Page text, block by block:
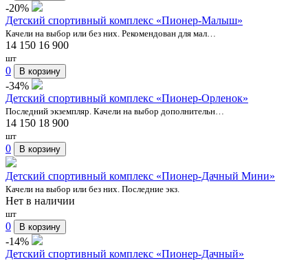
-20%
Детский спортивный комплекс «Пионер-Малыш»
Качели на выбор или без них. Рекомендован для мал…
14 150 16 900
шт
0 В корзину
-34%
Детский спортивный комплекс «Пионер-Орленок»
Последний экземпляр. Качели на выбор дополнительн…
14 150 18 900
шт
0 В корзину
Детский спортивный комплекс «Пионер-Дачный Мини»
Качели на выбор или без них. Последние экз.
Нет в наличии
шт
0 В корзину
-14%
Детский спортивный комплекс «Пионер-Дачный»